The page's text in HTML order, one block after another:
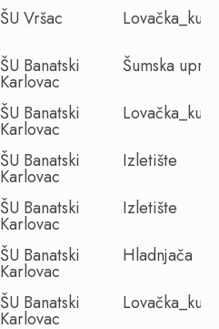
ŠU Vršac
Lovačka_kuća
ŠU Banatski
Karlovac
Šumska
ŠU Banatski
Karlovac
Lovačka_kuća
ŠU Banatski
Karlovac
Izletište
ŠU Banatski
Karlovac
Izletište
ŠU Banatski
Karlovac
Hladnjača
ŠU Banatski
Karlovac
Lovačka_kuća